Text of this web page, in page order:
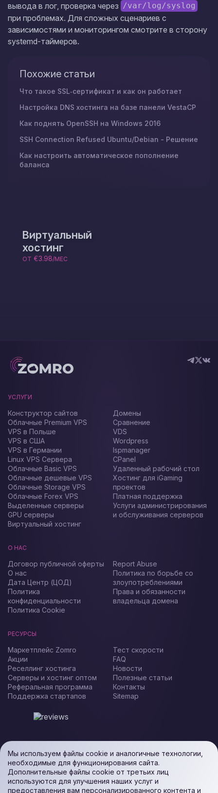
вывода в лог, проверка через /var/log/syslog
при проблемах. Для сложных сценариев с
зависимостями и мониторингом смотрите в сторону
systemd-таймеров.
Похожие статьи
Что такое SSL‑сертификат и как он работает
Настройка DNS хостинга на базе панели VestaCP
Как поднять OpenSSH на Windows 2016
SSH Connection Refused Ubuntu/Debian - Решение
Как настроить автоматическое пополнение
баланса
Виртуальный
хостинг
ОТ €3.98/МЕС
УСЛУГИ
Конструктор сайтов
Облачные Premium VPS
VPS в Польше
VPS в США
VPS в Германии
Linux VPS Сервера
Облачные Basic VPS
Облачные дешевые VPS
Облачные Storage VPS
Облачные Forex VPS
Выделенные серверы
GPU серверы
Виртуальный хостинг
Домены
Сравнение
VDS
Wordpress
Ispmanager
CPanel
Удаленный рабочий стол
Хостинг для iGaming
проектов
Платная поддержка
Услуги администрирования
и обслуживания серверов
О НАС
Договор публичной оферты
О нас
Дата Центр (ЦОД)
Политика
конфиденциальности
Политика Cookie
Report Abuse
Политика по борьбе со
злоупотреблениями
Права и обязанности
владельца домена
РЕСУРСЫ
Маркетплейс Zomro
Акции
Реселлинг хостинга
Серверы и хостинг оптом
Реферальная программа
Поддержка стартапов
Тест скорости
FAQ
Новости
Полезные статьи
Контакты
Sitemap
Мы используем файлы cookie и аналогичные технологии,
необходимые для функционирования сайта.
Дополнительные файлы cookie от третьих лиц
используются для улучшения наших услуг и
предоставления вам персонализированного контента и